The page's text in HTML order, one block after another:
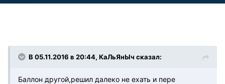
В 05.11.2016 в 20:44, КаЛьЯнЫч сказал:
Баллон другой,решил далеко не ехать и пере